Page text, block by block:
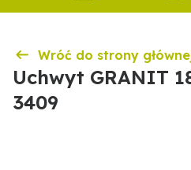
Wróć do strony
Uchwyt GRANIT
3409